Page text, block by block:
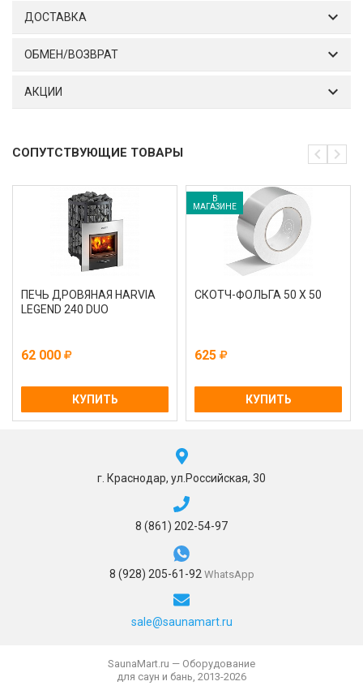
ДОСТАВКА
ОБМЕН/ВОЗВРАТ
АКЦИИ
СОПУТСТВУЮЩИЕ ТОВАРЫ
ПЕЧЬ ДРОВЯНАЯ HARVIA
LEGEND 240 DUO
62 000
КУПИТЬ
В
МАГАЗИНЕ
СКОТЧ-ФОЛЬГА 50 Х 50
625
КУПИТЬ
г. Краснодар, ул.Российская, 30
8 (861) 202-54-97
8 (928) 205-61-92 WhatsApp
sale@saunamart.ru
SaunaMart.ru — Оборудование
для саун и бань, 2013-2026